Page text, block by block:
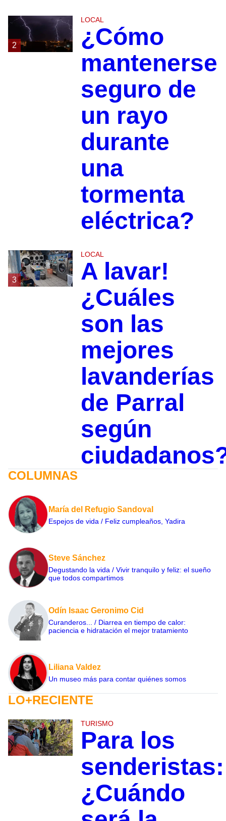
2
LOCAL
¿Cómo
mantenerse
seguro de
un rayo
durante
una
tormenta
eléctrica?
3
LOCAL
A lavar!
¿Cuáles
son las
mejores
lavanderías
de Parral
según
COLUMNAS
María del Refugio Sandoval
Espejos de vida / Feliz cumpleaños, Yadira
Steve Sánchez
Degustando la vida / Vivir tranquilo y feliz: el sueño
que todos compartimos
Odín Isaac Geronimo Cid
Curanderos... / Diarrea en tiempo de calor:
paciencia e hidratación el mejor tratamiento
Liliana Valdez
Un museo más para contar quiénes somos
LO+RECIENTE
TURISMO
Para los
senderistas:
¿Cuándo